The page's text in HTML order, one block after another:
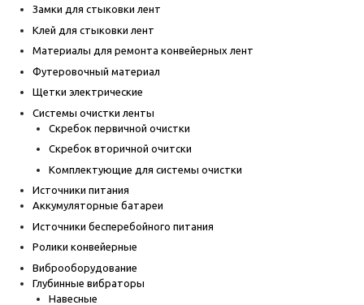
Замки для стыковки лент
Клей для стыковки лент
Материалы для ремонта конвейерных лент
Футеровочный материал
Щетки электрические
Системы очистки ленты
Скребок первичной очистки
Скребок вторичной очитски
Комплектующие для системы очистки
Источники питания
Аккумуляторные батареи
Источники бесперебойного питания
Ролики конвейерные
Виброоборудование
Глубинные вибраторы
Навесные